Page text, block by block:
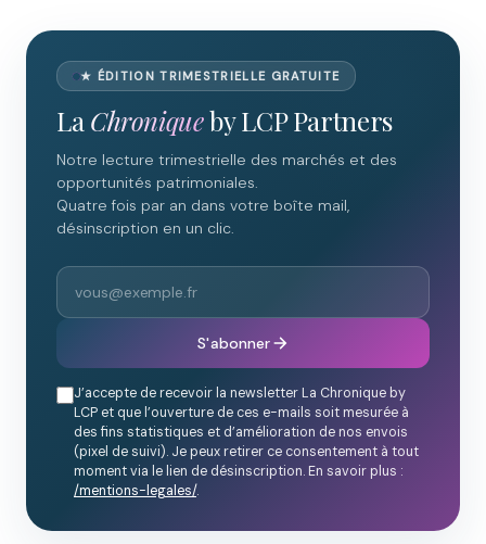
★ ÉDITION TRIMESTRIELLE GRATUITE
La Chroniqueby LCP Partners
Notre lecture trimestrielle des marchés et des
opportunités patrimoniales.
Quatre fois par an dans votre boîte mail,
désinscription en un clic.
S'abonner
J’accepte de recevoir la newsletter La Chronique by
LCP et que l’ouverture de ces e-mails soit mesurée à
des fins statistiques et d’amélioration de nos envois
(pixel de suivi). Je peux retirer ce consentement à tout
moment via le lien de désinscription. En savoir plus :
/mentions-legales/.